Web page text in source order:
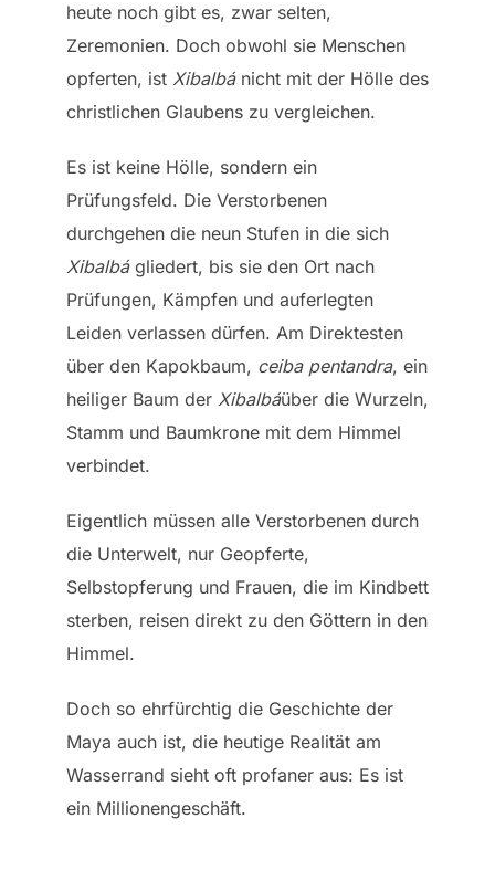
heute noch gibt es, zwar selten,
Zeremonien. Doch obwohl sie Menschen
opferten, ist Xibalbánicht mit der Hölle des
christlichen Glaubens zu vergleichen.
Es ist keine Hölle, sondern ein
Prüfungsfeld. Die Verstorbenen
durchgehen die neun Stufen in die sich
Xibalbá gliedert, bis sie den Ort nach
Prüfungen, Kämpfen und auferlegten
Leiden verlassen dürfen. Am Direktesten
über den Kapokbaum, ceiba pentandra, ein
heiliger Baum der Xibalbáüber die Wurzeln,
Stamm und Baumkrone mit dem Himmel
verbindet.
Eigentlich müssen alle Verstorbenen durch
die Unterwelt, nur Geopferte,
Selbstopferung und Frauen, die im Kindbett
sterben, reisen direkt zu den Göttern in den
Himmel.
Doch so ehrfürchtig die Geschichte der
Maya auch ist, die heutige Realität am
Wasserrand sieht oft profaner aus: Es ist
ein Millionengeschäft.